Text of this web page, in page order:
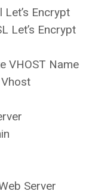
Encrypt
Let’s Encrypt
VHOST Name
Server